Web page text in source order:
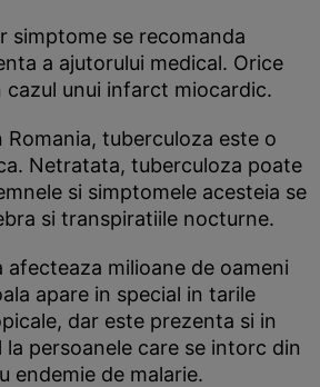
simptome se recomanda
a ajutorului medical. Orice
unui infarct miocardic.
Romania, tuberculoza este o
Netratata, tuberculoza poate
si simptomele acesteia se
si transpiratiile nocturne.
afecteaza milioane de oameni
apare in special in tarile
dar este prezenta si in
persoanele care se intorc din
endemie de malarie.